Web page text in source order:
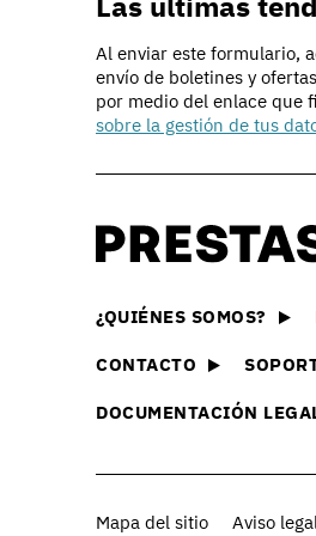
Al enviar este formulario,
envío de boletines y
por medio del enlace que
sobre la gestión de tus
¿QUIÉNES SOMOS?
CONTACTO
DOCUMENTACIÓN
Mapa del sitio Aviso